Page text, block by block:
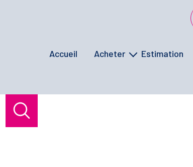
accueil acheter
appartement
estimation